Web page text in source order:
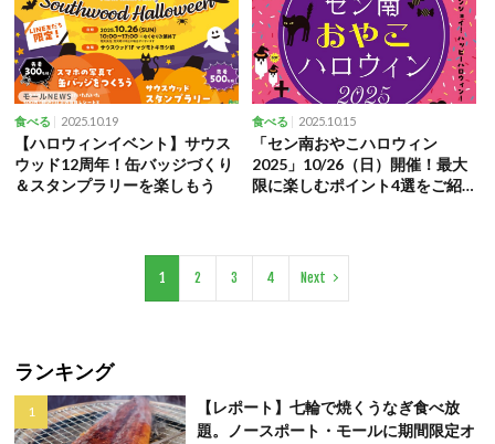
食べる 2025.10.19
【ハロウィンイベント】サウス
ウッド12周年！缶バッジづくり
＆スタンプラリーを楽しもう
食べる 2025.10.15
「セン南おやこハロウィン
2025」10/26（日）開催！最大
限に楽しむポイント4選をご紹
1 2 3 4 Next
ランキング
【レポート】七輪で焼くうなぎ食べ放
題。ノースポート・モールに期間限定オ